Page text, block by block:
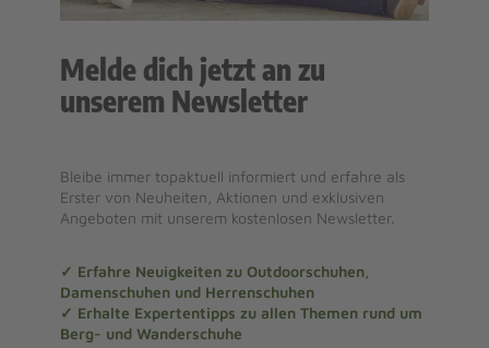
Melde dich jetzt an zu
unserem Newsletter
Bleibe immer topaktuell informiert und erfahre als
Erster von Neuheiten, Aktionen und exklusiven
Angeboten mit unserem kostenlosen Newsletter.
✓ Erfahre Neuigkeiten zu Outdoorschuhen,
Damenschuhen und Herrenschuhen
✓ Erhalte Expertentipps zu allen Themen rund um
Berg- und Wanderschuhe